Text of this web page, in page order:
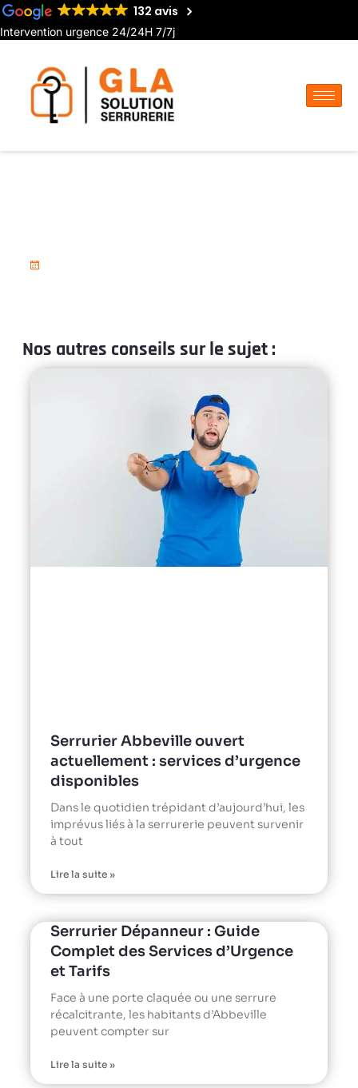
132 avis
Intervention urgence 24/24H 7/7j
Nos autres conseils sur le sujet :
Serrurier Abbeville ouvert
actuellement : services d’urgence
disponibles
Dans le quotidien trépidant d’aujourd’hui, les
imprévus liés à la serrurerie peuvent survenir
à tout
Lire la suite »
Serrurier Dépanneur : Guide
Complet des Services d’Urgence
et Tarifs
Face à une porte claquée ou une serrure
récalcitrante, les habitants d’Abbeville
peuvent compter sur
Lire la suite »